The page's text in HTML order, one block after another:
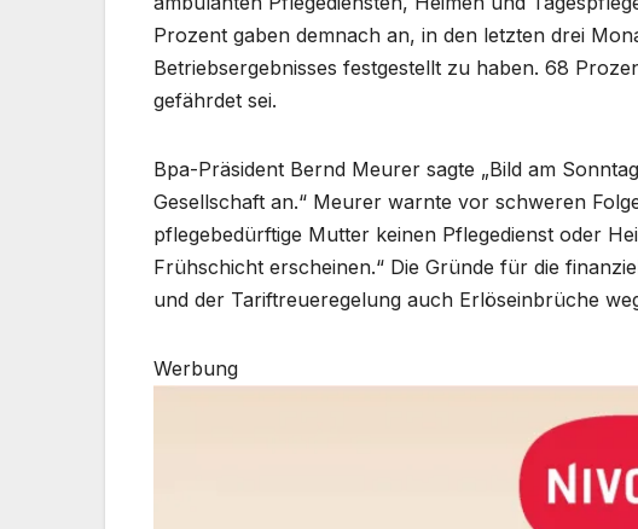
Prozent gaben demnach an, in den letzten drei
Betriebsergebnisses festgestellt zu haben. 68
gefährdet sei.
Bpa-Präsident Bernd Meurer sagte „Bild am
Gesellschaft an.“ Meurer warnte vor schweren
pflegebedürftige Mutter keinen Pflegedienst oder
Frühschicht erscheinen.“ Die Gründe für die
und der Tariftreueregelung auch Erlöseinbrüche
Werbung